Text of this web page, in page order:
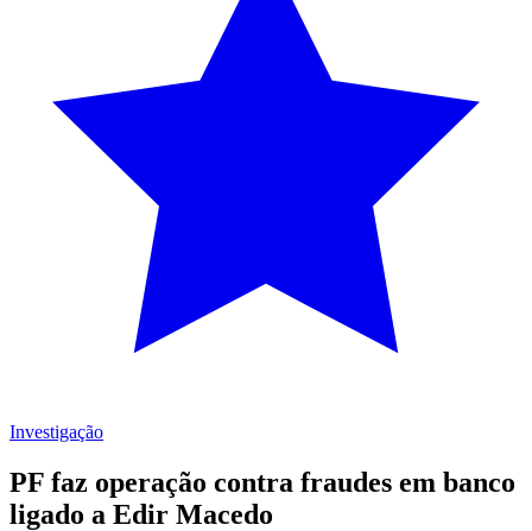
Investigação
PF faz operação contra fraudes em banco
ligado a Edir Macedo